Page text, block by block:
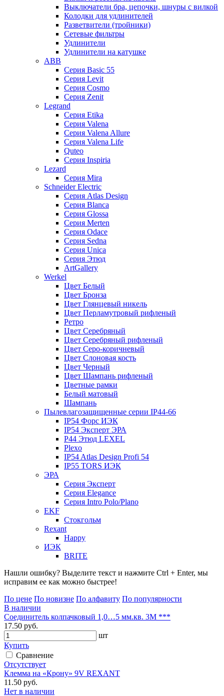
Выключатели бра, цепочки, шнуры с вилкой
Колодки для удлинителей
Разветвители (тройники)
Сетевые фильтры
Удлинители
Удлинители на катушке
ABB
Серия Basic 55
Серия Levit
Серия Cosmo
Серия Zenit
Legrand
Серия Etika
Серия Valena
Серия Valena Allure
Серия Valena Life
Quteo
Серия Inspiria
Lezard
Серия Mira
Schneider Electric
Серия Atlas Design
Серия Blanca
Серия Glossa
Серия Merten
Серия Odace
Серия Sedna
Серия Unica
Серия Этюд
ArtGallery
Werkel
Цвет Белый
Цвет Бронза
Цвет Глянцевый никель
Цвет Перламутровый рифленый
Ретро
Цвет Серебряный
Цвет Серебряный рифленый
Цвет Серо-коричневый
Цвет Слоновая кость
Цвет Черный
Цвет Шампань рифленый
Цветные рамки
Белый матовый
Шампань
Пылевлагозащищенные серии IP44-66
IP54 Форс ИЭК
IP54 Эксперт ЭРА
P44 Этюд LEXEL
Plexo
IP54 Atlas Design Profi 54
IP55 TORS ИЭК
ЭРА
Серия Эксперт
Серия Elegance
Серия Intro Polo/Plano
EKF
Стокгольм
Rexant
Happy
ИЭК
BRITE
Нашли ошибку? Выделите текст и нажмите Ctrl + Enter, мы
исправим ее как можно быстрее!
По цене По новизне По алфавиту По популярности
В наличии
Соединитель колпачковый 1,0…5 мм.кв. 3М ***
17.50 руб.
шт
Купить
Сравнение
Отсутствует
Клемма на «Крону» 9V REXANT
11.50 руб.
Нет в наличии